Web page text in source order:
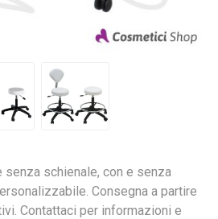
senza schienale, con e senza
Consegna a partire
Contattaci per informazioni e